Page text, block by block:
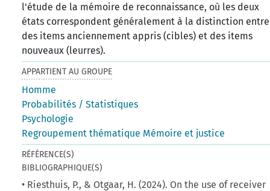
l'étude de la mémoire de reconnaissance, où les deux
états correspondent généralement à la distinction entre
des items anciennement appris (cibles) et des items
nouveaux (leurres).
APPARTIENT AU GROUPE
Homme
Probabilités / Statistiques
Psychologie
Regroupement thématique Mémoire et justice
RÉFÉRENCE(S)
BIBLIOGRAPHIQUE(S)
• Riesthuis, P., & Otgaar, H. (2024). On the use of receiver